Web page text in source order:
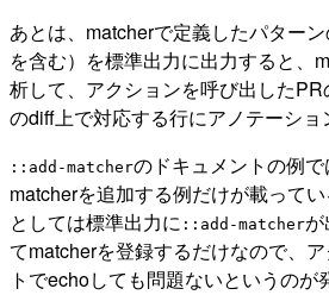
あとは、matcherで定義したパター
を含む）を標準出力に出力すると、
析して、アクションを呼び出したPR
のdiff上で対応する行にアノテーショ
::add-matcherのドキュメントの例
matcherを追加する例だけが載って
としては標準出力に ::add-matcher
てmatcherを登録するだけなので、
トでechoしても問題ないというのが